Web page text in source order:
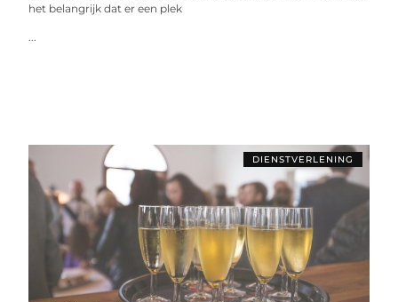
het belangrijk dat er een plek
...
DIENSTVERLENING